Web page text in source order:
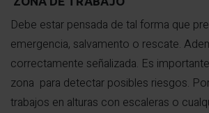
Debe estar pensada de tal forma que
emergencia, salvamento o rescate.
correctamente señalizada. Es
zona para detectar posibles riesgos.
trabajos en alturas con escaleras o